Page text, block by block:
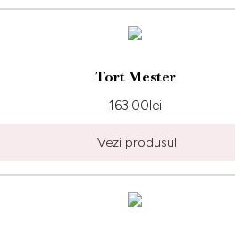
Tort Mester
163.00lei
Vezi produsul